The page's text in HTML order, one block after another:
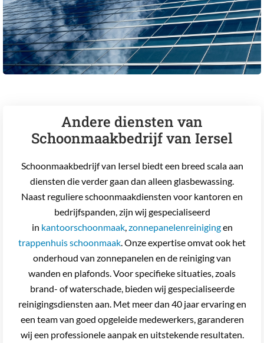
Andere diensten van
Schoonmaakbedrijf van Iersel
Schoonmaakbedrijf van Iersel biedt een breed scala aan
diensten die verder gaan dan alleen glasbewassing.
Naast reguliere schoonmaakdiensten voor kantoren en
bedrijfspanden, zijn wij gespecialiseerd
in kantoorschoonmaak, zonnepanelenreinigingen
trappenhuis schoonmaak . Onze expertise omvat ook het
onderhoud van zonnepanelen en de reiniging van
wanden en plafonds. Voor specifieke situaties, zoals
brand- of waterschade, bieden wij gespecialiseerde
reinigingsdiensten aan. Met meer dan 40 jaar ervaring en
een team van goed opgeleide medewerkers, garanderen
wij een professionele aanpak en uitstekende resultaten.